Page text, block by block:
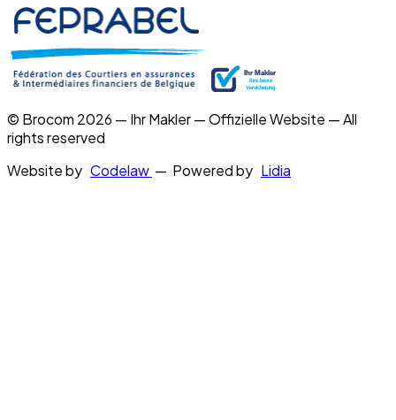
© Brocom 2026 — Ihr Makler — Offizielle Website — All
rights reserved
Website by Codelaw — Powered by Lidia